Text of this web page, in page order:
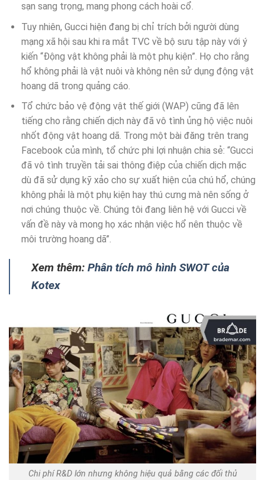
sạn sang trọng, mang phong cách hoài cổ.
Tuy nhiên, Gucci hiện đang bị chỉ trích bởi người dùng
mạng xã hội sau khi ra mắt TVC về bộ sưu tập này với ý
kiến “Động vật không phải là một phụ kiện”. Họ cho rằng
hổ không phải là vật nuôi và không nên sử dụng động vật
hoang dã trong quảng cáo.
Tổ chức bảo vệ động vật thế giới (WAP) cũng đã lên
tiếng cho rằng chiến dịch này đã vô tình ủng hộ việc nuôi
nhốt động vật hoang dã. Trong một bài đăng trên trang
Facebook của mình, tổ chức phi lợi nhuận chia sẻ: “Gucci
đã vô tình truyền tải sai thông điệp của chiến dịch mặc
dù đã sử dụng kỹ xảo cho sự xuất hiện của chú hổ, chúng
không phải là một phụ kiện hay thú cưng mà nên sống ở
nơi chúng thuộc về. Chúng tôi đang liên hệ với Gucci về
vấn đề này và mong họ xác nhận việc hổ nên thuộc về
môi trường hoang dã”.
Xem thêm: Phân tích mô hình SWOT của
Kotex
Chi phí R&D lớn nhưng không hiệu quả bằng các đối thủ